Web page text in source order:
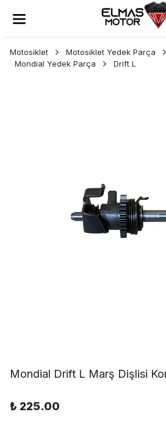
Motosiklet
Motosiklet Yedek Parça
Mondial Yedek Parça
Drift L
Mondial Drift L Marş Dişlisi
₺ 225.00